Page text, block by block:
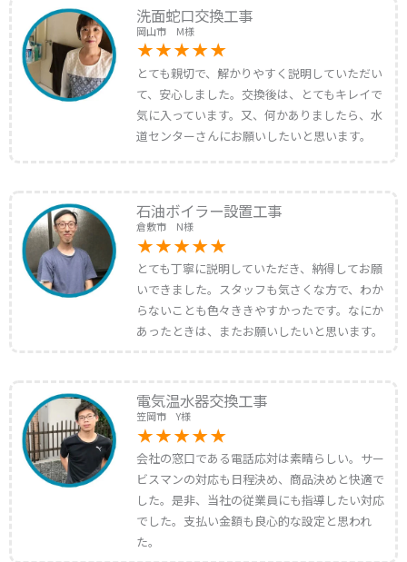
洗面蛇口交換工事
岡山市 M様
とても親切で、解かりやすく説明していただい
て、安心しました。交換後は、とてもキレイで
気に入っています。又、何かありましたら、水
道センターさんにお願いしたいと思います。
石油ボイラー設置工事
倉敷市 N様
とても丁寧に説明していただき、納得してお願
いできました。スタッフも気さくな方で、わか
らないことも色々ききやすかったです。なにか
あったときは、またお願いしたいと思います。
電気温水器交換工事
笠岡市 Y様
会社の窓口である電話応対は素晴らしい。サー
ビスマンの対応も日程決め、商品決めと快適で
した。是非、当社の従業員にも指導したい対応
でした。支払い金額も良心的な設定と思われ
た。